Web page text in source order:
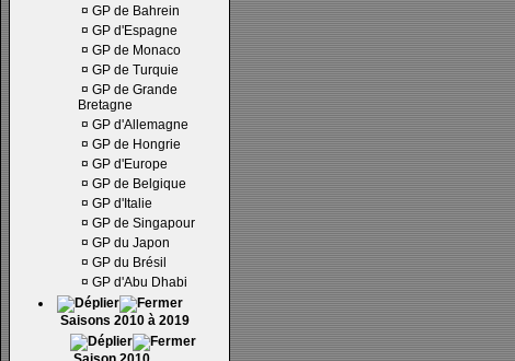
¤ GP de Bahrein
¤ GP d'Espagne
¤ GP de Monaco
¤ GP de Turquie
¤ GP de Grande
Bretagne
¤ GP d'Allemagne
¤ GP de Hongrie
¤ GP d'Europe
¤ GP de Belgique
¤ GP d'Italie
¤ GP de Singapour
¤ GP du Japon
¤ GP du Brésil
¤ GP d'Abu Dhabi
Saisons 2010 à 2019